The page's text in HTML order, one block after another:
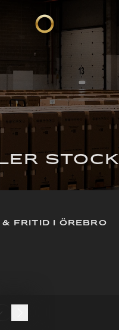
STOCK
& FRITID I ÖREBRO